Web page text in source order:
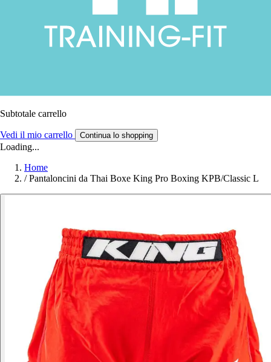
Subtotale carrello
Vedi il mio carrello Continua lo shopping
Loading...
Home
/ Pantaloncini da Thai Boxe King Pro Boxing KPB/Classic L